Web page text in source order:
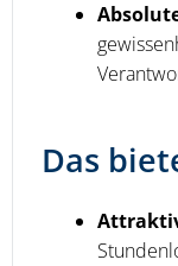
Das